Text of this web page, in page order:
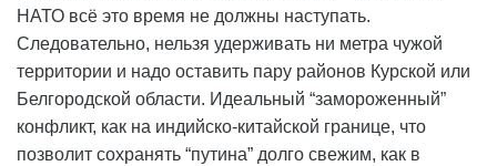
НАТО всё это время не должны наступать.
Следовательно, нельзя удерживать ни метра чужой
территории и надо оставить пару районов Курской или
Белгородской области. Идеальный “замороженный”
конфликт, как на индийско-китайской границе, что
позволит сохранять “путина” долго свежим, как в